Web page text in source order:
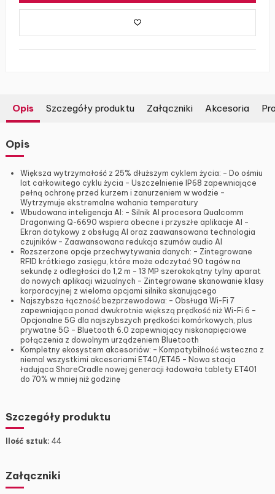
Opis Szczegóły produktu Załączniki Akcesoria
Opis
Większa wytrzymałość z 25% dłuższym cyklem życia: – Do ośmiu
lat całkowitego cyklu życia – Uszczelnienie IP68 zapewniające
pełną ochronę przed kurzem i zanurzeniem w wodzie –
Wytrzymuje ekstremalne wahania temperatury
Wbudowana inteligencja AI: – Silnik AI procesora Qualcomm
Dragonwing Q-6690 wspiera obecne i przyszłe aplikacje AI –
Ekran dotykowy z obsługą AI oraz zaawansowana technologia
czujników – Zaawansowana redukcja szumów audio AI
Rozszerzone opcje przechwytywania danych: – Zintegrowane
RFID krótkiego zasięgu, które może odczytać 90 tagów na
sekundę z odległości do 1,2 m – 13 MP szerokokątny tylny aparat
do nowych aplikacji wizualnych – Zintegrowane skanowanie klasy
korporacyjnej z wieloma opcjami silnika skanującego
Najszybsza łączność bezprzewodowa: – Obsługa Wi-Fi 7
zapewniająca ponad dwukrotnie większą prędkość niż Wi-Fi 6 –
Opcjonalne 5G dla najszybszych prędkości komórkowych, plus
prywatne 5G – Bluetooth 6.0 zapewniający niskonapięciowe
połączenia z dowolnym urządzeniem Bluetooth
Kompletny ekosystem akcesoriów: – Kompatybilność wsteczna z
niemal wszystkimi akcesoriami ET40/ET45 – Nowa stacja
ładująca ShareCradle nowej generacji ładowała tablety ET401
do 70% w mniej niż godzinę
Szczegóły produktu
Ilość sztuk: 44
Załączniki